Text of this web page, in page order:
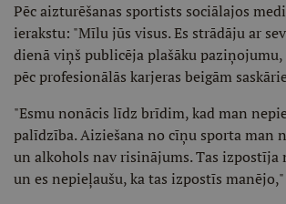
Pēc aizturēšanas sportists sociālajos
ierakstu: "Mīlu jūs visus. Es strādāju ar
dienā viņš publicēja plašāku
pēc profesionālās karjeras beigām
"Esmu nonācis līdz brīdim, kad man
palīdzība. Aiziešana no cīņu sporta man
un alkohols nav risinājums. Tas izpostīja
un es nepieļaušu, ka tas izpostīs